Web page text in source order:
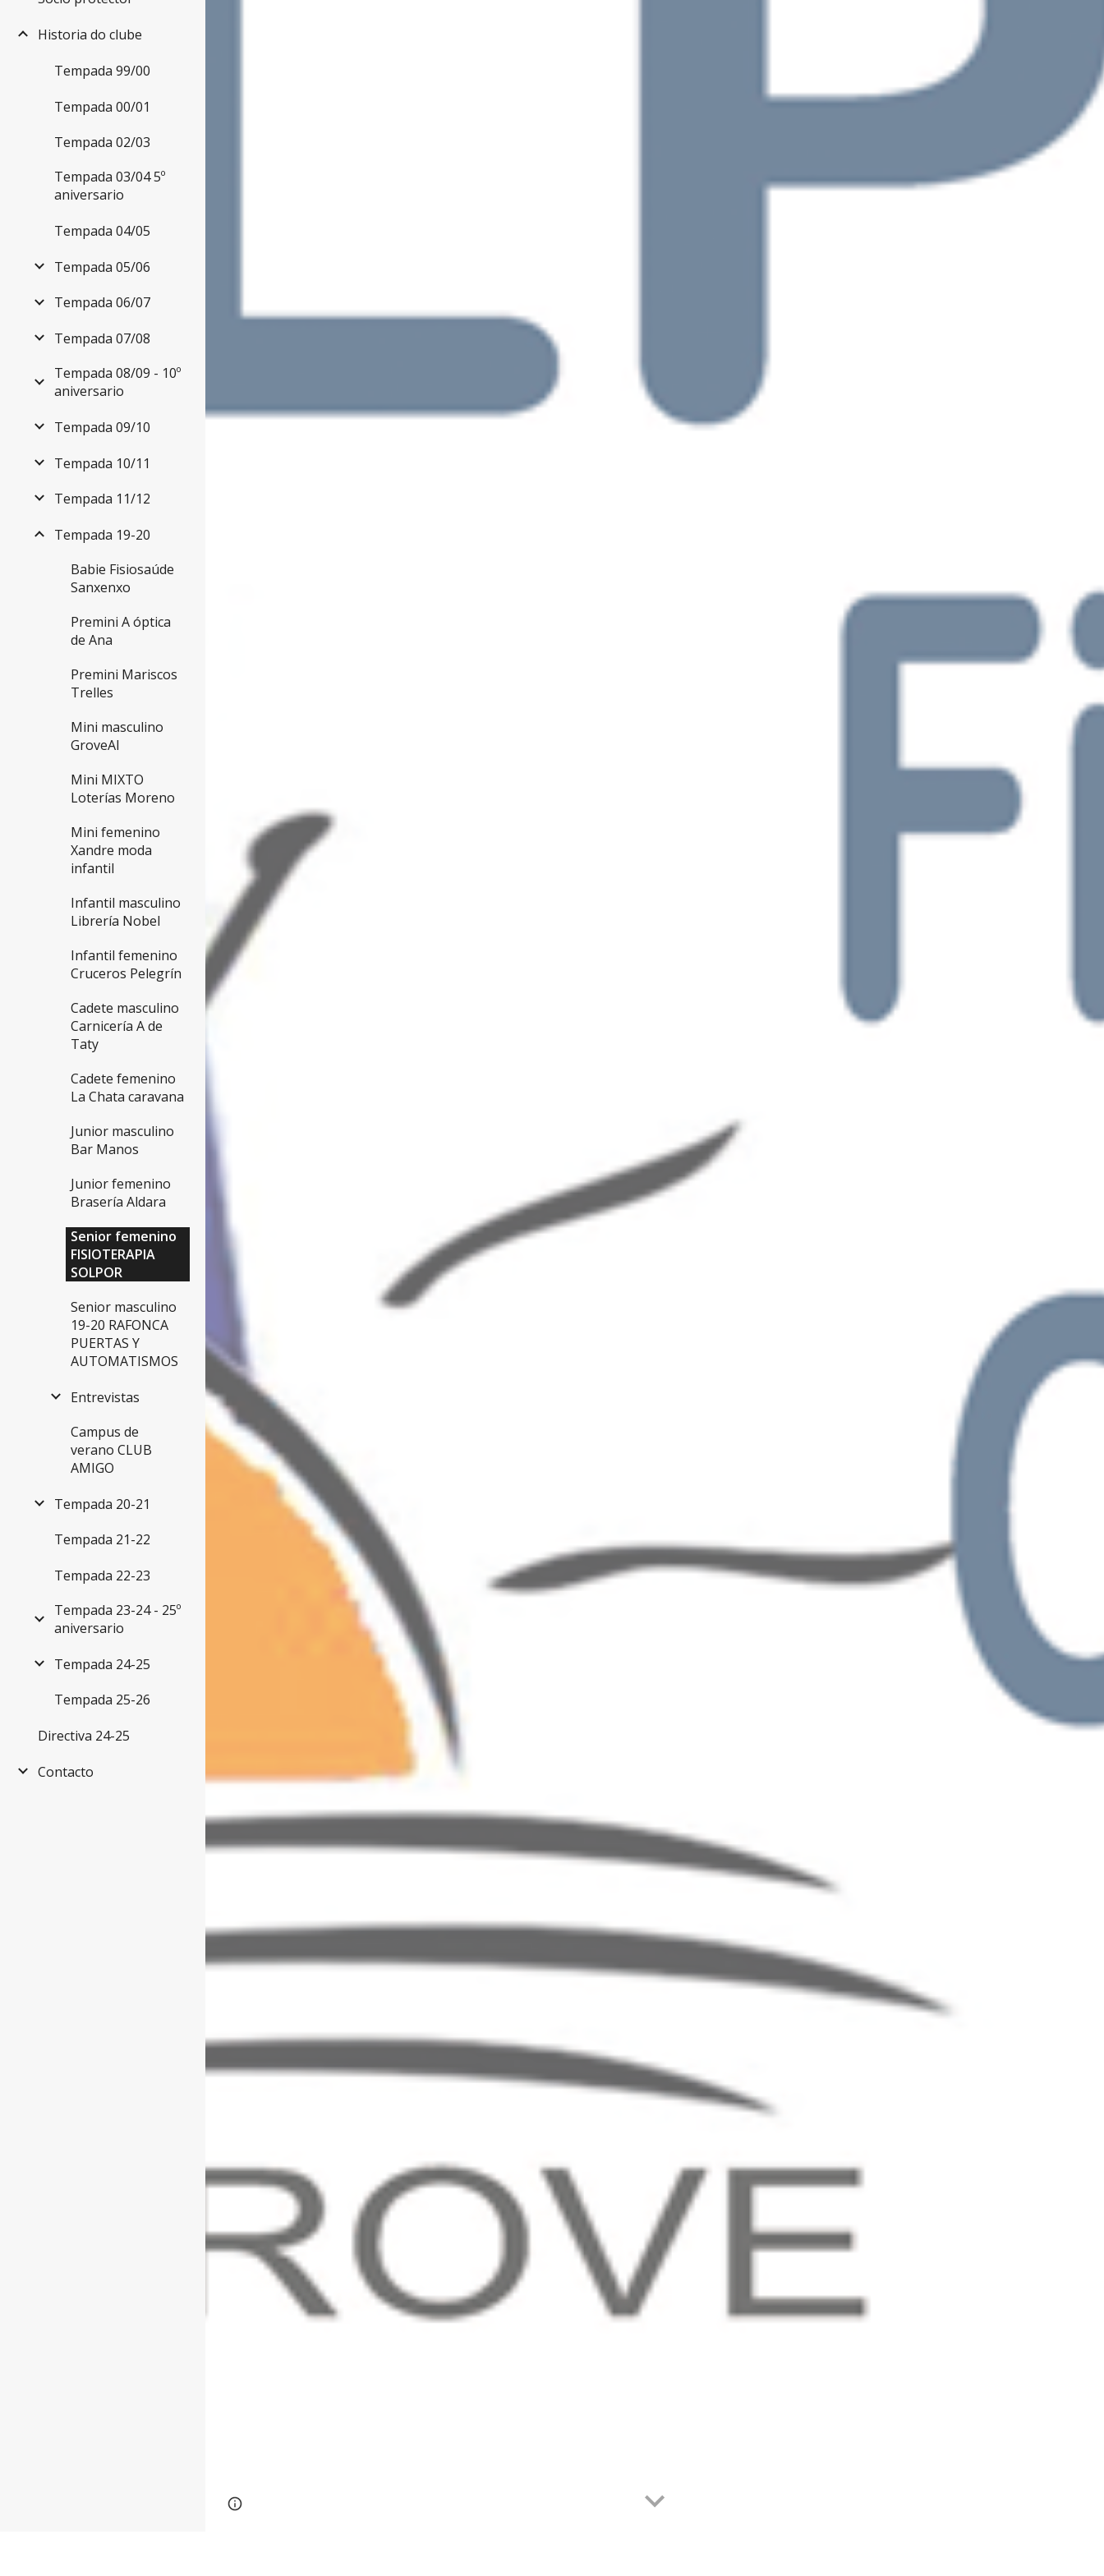
Historia do clube
Tempada 99/00
Tempada 00/01
Tempada 02/03
Tempada 03/04 5º
aniversario
Tempada 04/05
Tempada 05/06
Tempada 06/07
Tempada 07/08
Tempada 08/09 - 10º
aniversario
Tempada 09/10
Tempada 10/11
Tempada 11/12
Tempada 19-20
Babie Fisiosaúde
Sanxenxo
Premini A óptica
de Ana
Premini Mariscos
Trelles
Mini masculino
GroveAl
Mini MIXTO
Loterías Moreno
Mini femenino
Xandre moda
infantil
Infantil masculino
Librería Nobel
Infantil femenino
Cruceros Pelegrín
Cadete masculino
Carnicería A de
Taty
Cadete femenino
La Chata caravana
Junior masculino
Bar Manos
Junior femenino
Brasería Aldara
Senior femenino
FISIOTERAPIA
SOLPOR
Senior masculino
19-20 RAFONCA
PUERTAS Y
AUTOMATISMOS
Entrevistas
Campus de
verano CLUB
AMIGO
Tempada 20-21
Tempada 21-22
Tempada 22-23
Tempada 23-24 - 25º
aniversario
Tempada 24-25
Tempada 25-26
Directiva 24-25
Contacto